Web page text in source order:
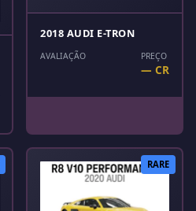
2018 AUDI E-TRON
AVALIAÇÃO PREÇO
— CR
RARE